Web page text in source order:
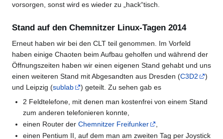
vorsorgen, sonst wird es wieder zu „hack“tisch.
Stand auf den Chemnitzer Linux-Tagen 2014
Erneut haben wir bei den CLT teil genommen. Im Vorfeld
haben einige Chaoten beim Aufbau geholfen und während der
Öffnungszeiten haben wir einen eigenen Stand gehabt und uns
einen weiteren Stand mit Abgesandten aus Dresden (C3D2
)
und Leipzig (sublab
) geteilt. Zu sehen gab es
2 Feldtelefone, mit denen man kostenfrei von einem Stand
zum anderen telefonieren konnte,
einen Router derChemnitzer Freifunker
einen Pentium II, auf dem man am zweiten Tag per Joystick